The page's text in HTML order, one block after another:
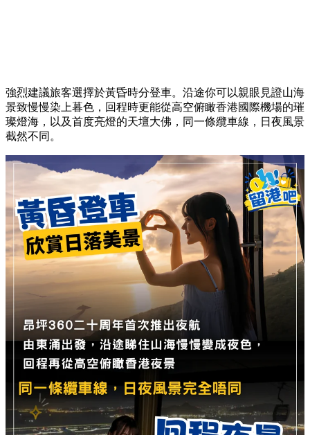
強烈建議旅客選擇於黃昏時分登車。沿途你可以親眼見證山海
景致慢慢染上暮色，回程時更能從高空俯瞰香港國際機場的璀
璨燈海，以及首度亮燈的天壇大佛，同一條纜車線，日夜風景
截然不同。